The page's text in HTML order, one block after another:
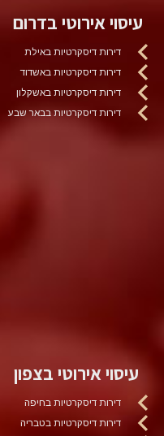
עיסוי אירוטי בדרום
דירות דיסקרטיות באילת
דירות דיסקרטיות באשדוד
דירות דיסקרטיות באשקלון
דירות דיסקרטיות בבאר שבע
עיסוי אירוטי בצפון
דירות דיסקרטיות בחיפה
דירות דיסקרטיות בטבריה